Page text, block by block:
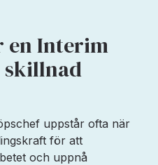
en Interim
skillnad
uppstår ofta när
för att
och uppnå